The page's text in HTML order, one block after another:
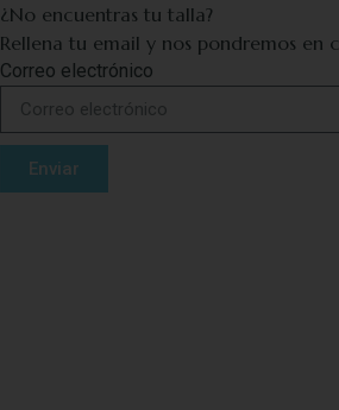
¿No encuentras tu talla?
Rellena tu email y nos pondremos
Correo electrónico
Enviar